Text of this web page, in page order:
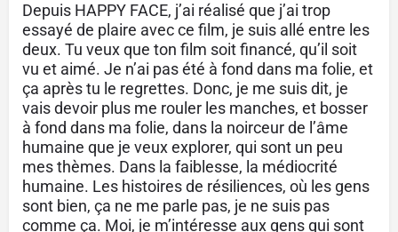
Depuis HAPPY FACE, j’ai réalisé que j’ai trop
essayé de plaire avec ce film, je suis allé entre les
deux. Tu veux que ton film soit financé, qu’il soit
vu et aimé. Je n’ai pas été à fond dans ma folie, et
ça après tu le regrettes. Donc, je me suis dit, je
vais devoir plus me rouler les manches, et bosser
à fond dans ma folie, dans la noirceur de l’âme
humaine que je veux explorer, qui sont un peu
mes thèmes. Dans la faiblesse, la médiocrité
humaine. Les histoires de résiliences, où les gens
sont bien, ça ne me parle pas, je ne suis pas
comme ça. Moi, je m’intéresse aux gens qui sont